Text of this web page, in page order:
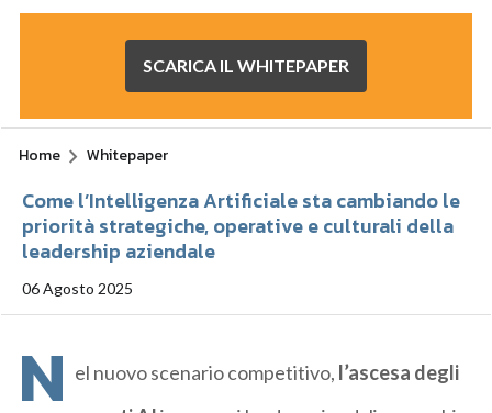
SCARICA IL WHITEPAPER
Home Whitepaper
Come l’Intelligenza Artificiale sta cambiando le
priorità strategiche, operative e culturali della
leadership aziendale
06 Agosto 2025
N el nuovo scenario competitivo, l’ascesa degli